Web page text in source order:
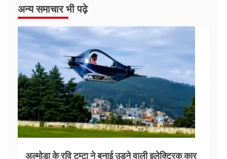
अन्य समाचार भी पढ़े
अल्मोड़ा के रवि टम्टा ने बनाई उड़ने वाली इलेक्ट्रिक कार